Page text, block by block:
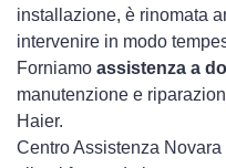
installazione, è rinomata
intervenire in modo
Forniamo assistenza a
manutenzione e
Haier.
Centro Assistenza